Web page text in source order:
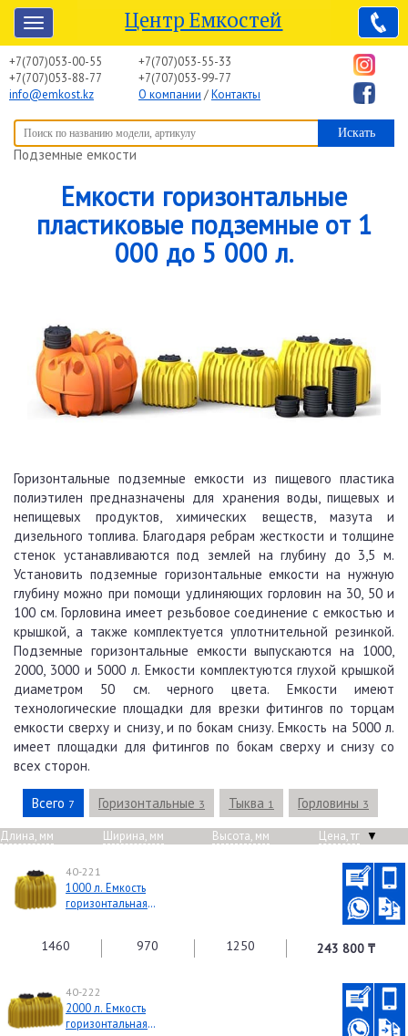
Центр Емкостей
+7(707)053-00-55
+7(707)053-88-77
info@emkost.kz
+7(707)053-55-33
+7(707)053-99-77
О компании /Контакты
Вы здесь:Центр Емкостей→ Емкостное оборудование→
Подземные емкости
Емкости горизонтальные
пластиковые подземные от 1
000 до 5 000 л.
Горизонтальные подземные емкости из пищевого пластика
полиэтилен предназначены для хранения воды, пищевых и
непищевых продуктов, химических веществ, мазута и
дизельного топлива. Благодаря ребрам жесткости и толщине
стенок устанавливаются под землей на глубину до 3,5 м.
Установить подземные горизонтальные емкости на нужную
глубину можно при помощи удлиняющих горловин на 30, 50 и
100 см. Горловина имеет резьбовое соединение с емкостью и
крышкой, а также комплектуется уплотнительной резинкой.
Подземные горизонтальные емкости выпускаются на 1000,
2000, 3000 и 5000 л. Емкости комплектуются глухой крышкой
диаметром 50 см. черного цвета. Емкости имеют
технологические площадки для врезки фитингов по торцам
емкости сверху и снизу, и по бокам снизу. Емкость на 5000 л.
имеет площадки для фитингов по бокам сверху и снизу со
всех сторон.
Всего 7 Горизонтальные 3 Тыква 1 Горловины 3
Длина, мм Ширина, мм Высота, мм Цена, тг ▼
1000 л. Емкость
горизонтальная
40-221
1460 970 1250 243 800 ₸
2000 л. Емкость
горизонтальная
40-222